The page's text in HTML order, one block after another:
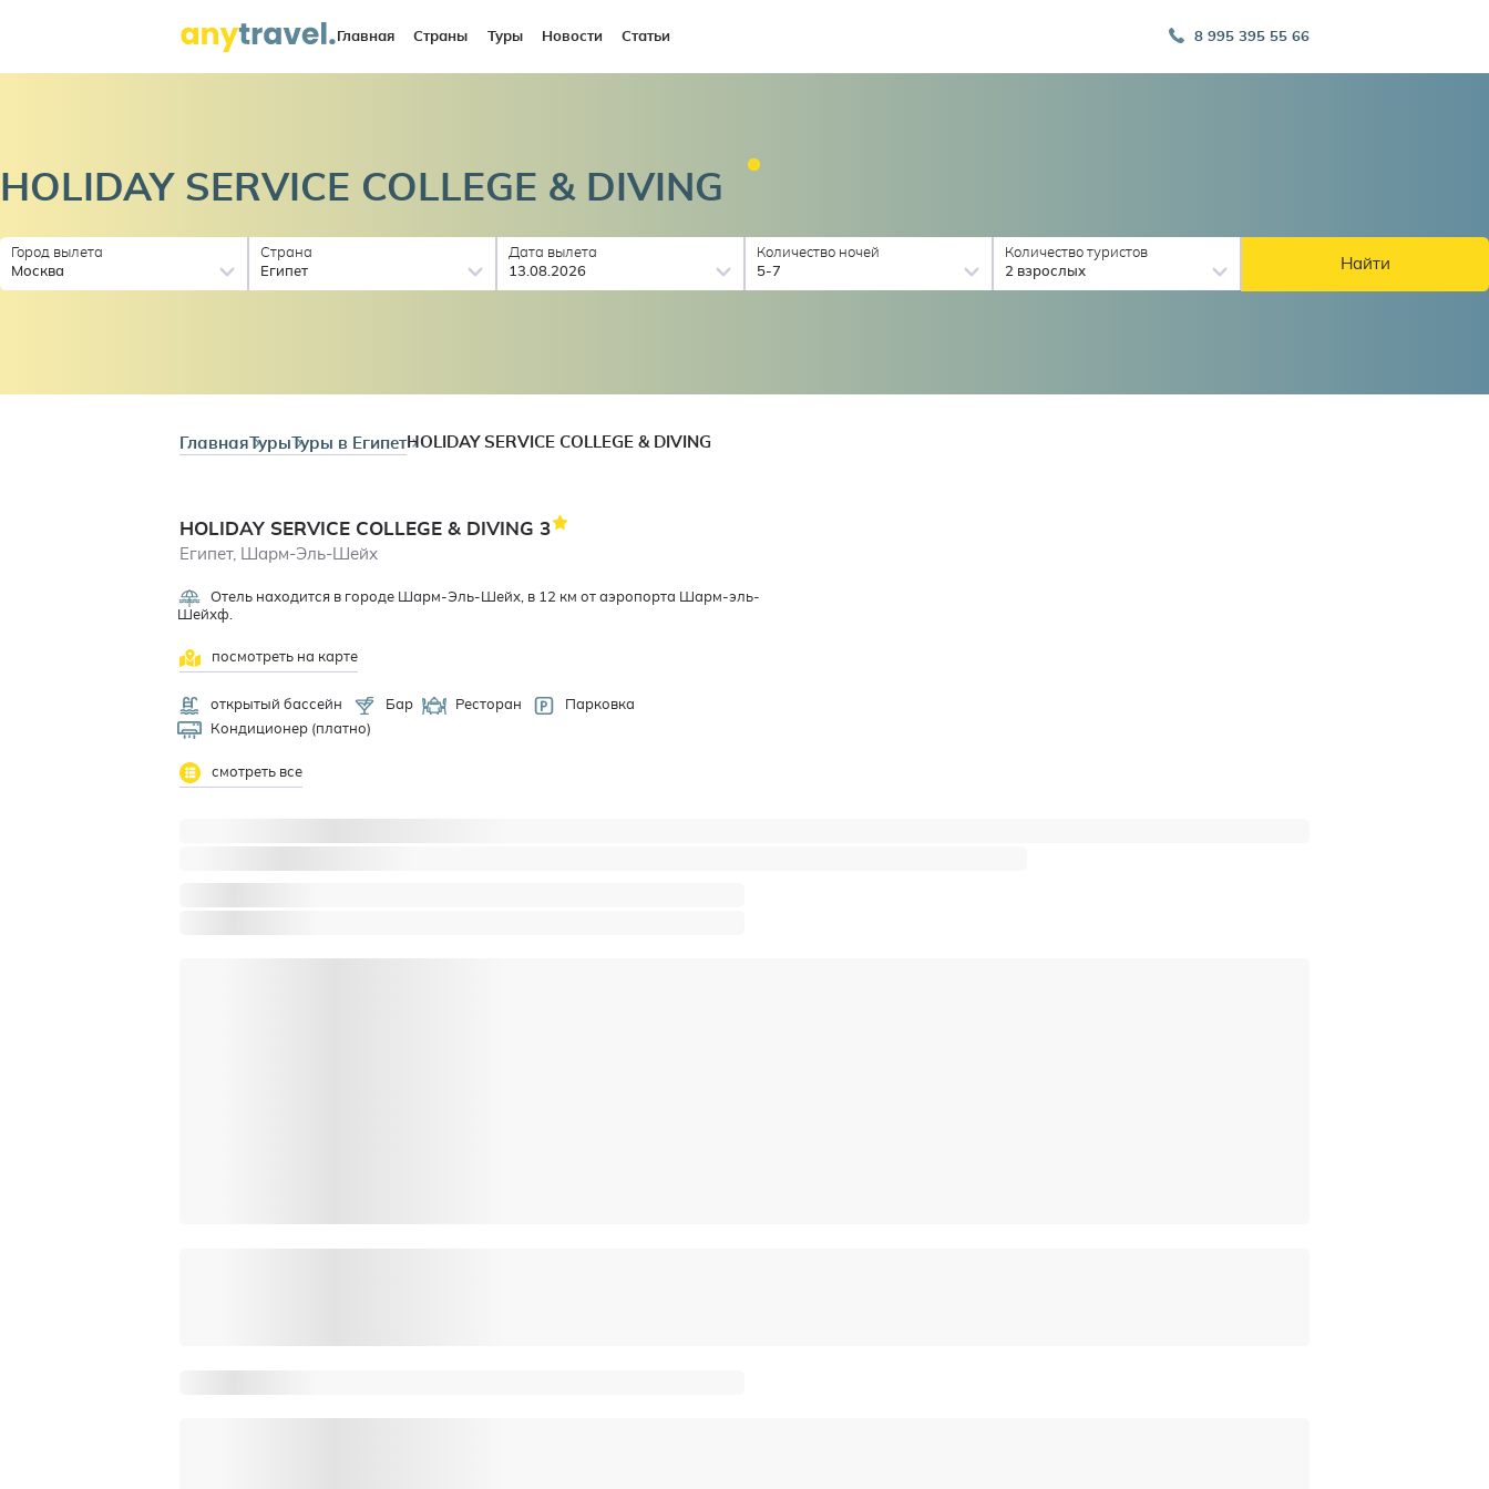
Главная Страны Туры Новости Статьи 8 995 395 55 66
HOLIDAY SERVICE COLLEGE & DIVING
Город вылета
Москва
Страна
Египет
Дата вылета
13.08.2026
Количество ночей
5-7
Количество туристов
2 взрослых
Найти
ГлавнаяТурыТуры в ЕгипетHOLIDAY SERVICE COLLEGE & DIVING
HOLIDAY SERVICE COLLEGE & DIVING3
Египет, Шарм-Эль-Шейх
Отель находится в городе Шарм-Эль-Шейх, в 12 км от аэропорта Шарм-эль-
Шейхф.
посмотреть на карте
открытый бассейн Бар Ресторан
Парковка
Кондиционер (платно)
смотреть все